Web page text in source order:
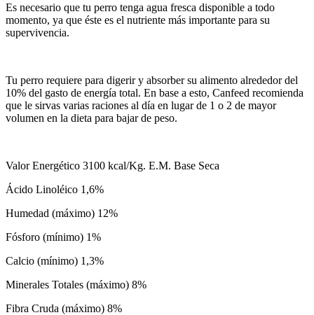
Es necesario que tu perro tenga agua fresca disponible a todo
momento, ya que éste es el nutriente más importante para su
supervivencia.
Tu perro requiere para digerir y absorber su alimento alrededor del
10% del gasto de energía total. En base a esto, Canfeed recomienda
que le sirvas varias raciones al día en lugar de 1 o 2 de mayor
volumen en la dieta para bajar de peso.
Valor Energético 3100 kcal/Kg. E.M. Base Seca
Ácido Linoléico 1,6%
Humedad (máximo) 12%
Fósforo (mínimo) 1%
Calcio (mínimo) 1,3%
Minerales Totales (máximo) 8%
Fibra Cruda (máximo) 8%